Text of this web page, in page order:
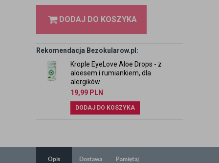
DODAJ DO KOSZYKA
Rekomendacja Bezokularow.pl:
Krople EyeLove Aloe Drops - z
aloesem i rumiankiem, dla
alergików
19,99 PLN
DODAJ DO KOSZYKA
Opis Dostawa Pamiętaj